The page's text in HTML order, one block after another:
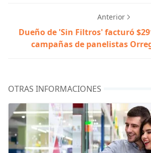
Anterior
Dueño de 'Sin Filtros' facturó
campañas de panelistas
OTRAS INFORMACIONES